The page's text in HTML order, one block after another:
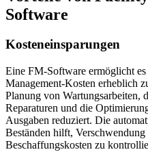
Software
Kosteneinsparungen
Eine FM-Software ermöglicht
Management-Kosten erheblich
Planung von Wartungsarbeiten,
Reparaturen und die
Ausgaben reduziert. Die
Beständen hilft,
Beschaffungskosten zu